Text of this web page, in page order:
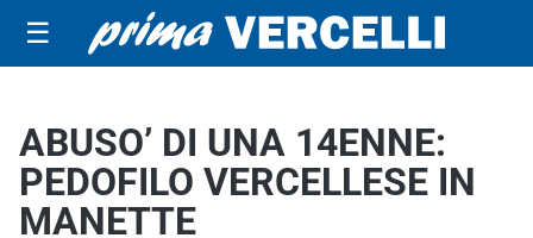
☰
ABUSO’ DI UNA 14ENNE:
PEDOFILO VERCELLESE IN
MANETTE